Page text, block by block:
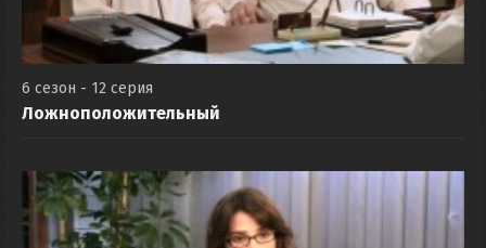
6 сезон - 12 серия
Ложноположительный